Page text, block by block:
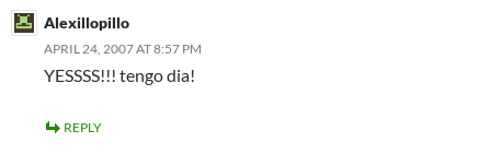
Alexillopillo
APRIL 24, 2007 AT 8:57 PM
YESSSS!!! tengo dia!
REPLY